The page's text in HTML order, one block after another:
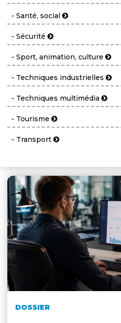
- Santé, social
- Sécurité
- Sport, animation, culture
- Techniques industrielles
- Techniques multimédia
- Tourisme
- Transport
DOSSIER